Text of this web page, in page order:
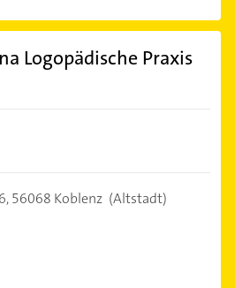
Logopädische Praxis
56068 Koblenz (Altstadt)